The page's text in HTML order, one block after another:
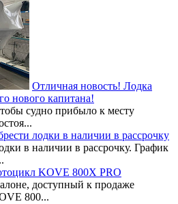
Отличная новость! Лодка
нового капитана!
судно прибыло к месту
лодки в наличии в рассрочку
в наличии в рассрочку. График
KOVE 800X PRO
доступный к продаже
800...